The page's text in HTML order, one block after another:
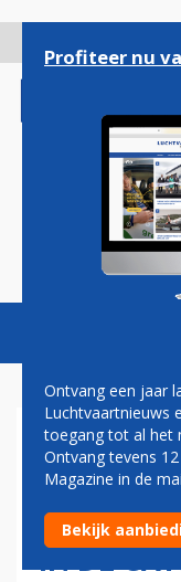
gaan
Magazine
VLUCHT
HOUDT
IN DE
Profiteer nu
Ontvang een jaar
Luchtvaartnieuws
toegang tot al het
Ontvang tevens
Magazine in de
Bekijk